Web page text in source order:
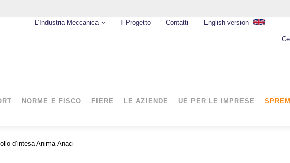
L’Industria Meccanica Il Progetto Contatti English version
NORME E FISCO FIERE LE AZIENDE UE PER LE IMPRESE
d’intesa Anima-Anaci